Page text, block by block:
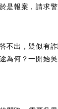
報案，請求警
不出，疑似有
為何？一開始